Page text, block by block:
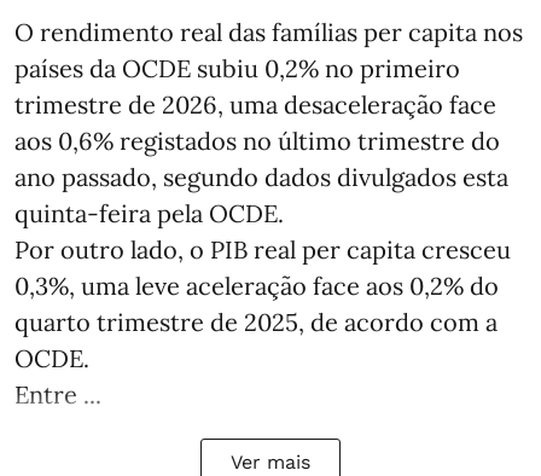
O rendimento real das famílias per capita nos
países da OCDE subiu 0,2% no primeiro
trimestre de 2026, uma desaceleração face
aos 0,6% registados no último trimestre do
ano passado, segundo dados divulgados esta
quinta-feira pela OCDE.
Por outro lado, o PIB real per capita cresceu
0,3%, uma leve aceleração face aos 0,2% do
quarto trimestre de 2025, de acordo com a
OCDE.
Entre ...
Ver mais